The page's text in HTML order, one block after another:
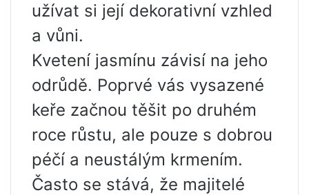
užívat si její dekorativní vzhled
a vůni.
Kvetení jasmínu závisí na jeho
odrůdě. Poprvé vás vysazené
keře začnou těšit po druhém
roce růstu, ale pouze s dobrou
péčí a neustálým krmením.
Často se stává, že majitelé